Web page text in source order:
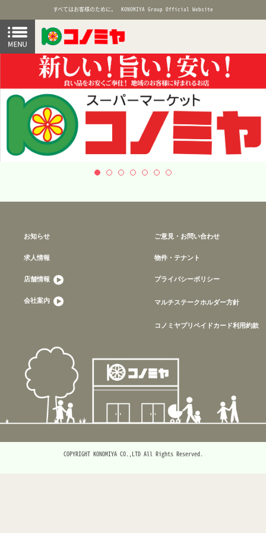
すべてはお客様のために。 KONOMIYA Group Official Website
お知らせ
求人情報
店舗情報
会社案内
ご意見・お問い合わせ
物件・テナント
プライバシーポリシー
マルチステークホルダー方針
コノミヤプリペイドカード利用約款
COPYRIGHT KONOMIYA CO.,LTD All Rights Reserved.